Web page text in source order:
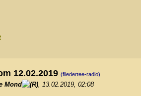
12.02.2019 (fliedertee-radio)
Mond , 13.02.2019, 02:08